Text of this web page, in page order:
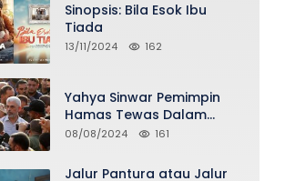
Sinopsis: Bila Esok Ibu
Tiada
13/11/2024 162
Yahya Sinwar Pemimpin
Hamas Tewas Dalam
Serangan Israel di Gaza
08/08/2024 161
Jalur Pantura atau Jalur